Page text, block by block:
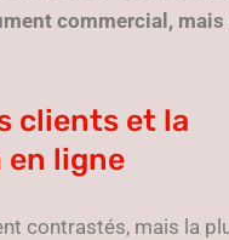
commercial, mais
clients et la
ligne
contrastés, mais la